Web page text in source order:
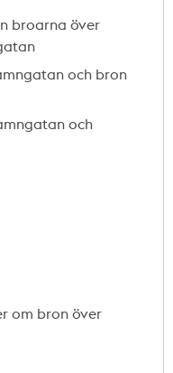
broarna över
och bron
och
om bron över